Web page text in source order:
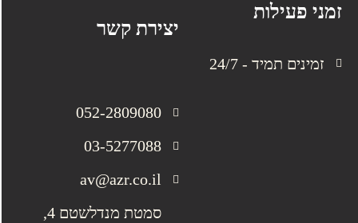
זמני פעילות
זמינים תמיד - 24/7
יצירת קשר
052-2809080
03-5277088
av@azr.co.il
סמטת מנדלשטם 4,